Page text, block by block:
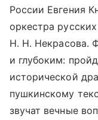
России Евгения
оркестра
Н. Н. Некрасова.
и глубоким:
исторической
пушкинскому
звучат вечные